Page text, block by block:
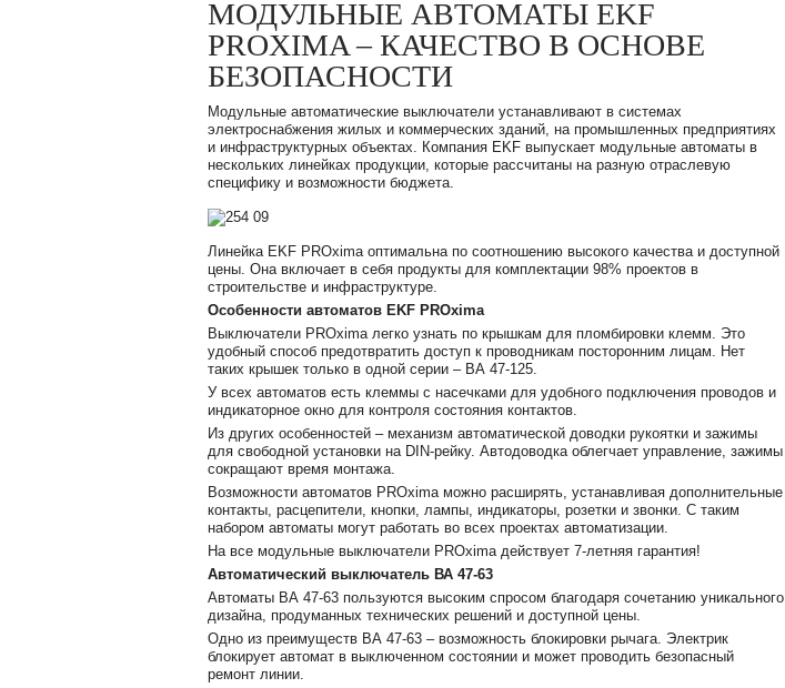
МОДУЛЬНЫЕ АВТОМАТЫ EKF
PROXIMA – КАЧЕСТВО В ОСНОВЕ
БЕЗОПАСНОСТИ
Модульные автоматические выключатели устанавливают в системах
электроснабжения жилых и коммерческих зданий, на промышленных предприятиях
и инфраструктурных объектах. Компания EKF выпускает модульные автоматы в
нескольких линейках продукции, которые рассчитаны на разную отраслевую
специфику и возможности бюджета.
Линейка EKF PROxima оптимальна по соотношению высокого качества и доступной
цены. Она включает в себя продукты для комплектации 98% проектов в
строительстве и инфраструктуре.
Особенности автоматов EKF PROxima
Выключатели PROxima легко узнать по крышкам для пломбировки клемм. Это
удобный способ предотвратить доступ к проводникам посторонним лицам. Нет
таких крышек только в одной серии – ВА 47-125.
У всех автоматов есть клеммы с насечками для удобного подключения проводов и
индикаторное окно для контроля состояния контактов.
Из других особенностей – механизм автоматической доводки рукоятки и зажимы
для свободной установки на DIN-рейку. Автодоводка облегчает управление, зажимы
сокращают время монтажа.
Возможности автоматов PROxima можно расширять, устанавливая дополнительные
контакты, расцепители, кнопки, лампы, индикаторы, розетки и звонки. С таким
набором автоматы могут работать во всех проектах автоматизации.
На все модульные выключатели PROxima действует 7-летняя гарантия!
Автоматический выключатель ВА 47-63
Автоматы ВА 47-63 пользуются высоким спросом благодаря сочетанию уникального
дизайна, продуманных технических решений и доступной цены.
Одно из преимуществ ВА 47-63 – возможность блокировки рычага. Электрик
блокирует автомат в выключенном состоянии и может проводить безопасный
ремонт линии.